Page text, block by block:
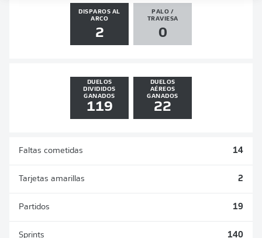
DISPAROS AL
ARCO
2
PALO /
TRAVIESA
0
DUELOS
DIVIDIDOS
GANADOS
119
DUELOS
AÉREOS
GANADOS
22
Faltas cometidas 14
Tarjetas amarillas 2
Partidos 19
Sprints 140